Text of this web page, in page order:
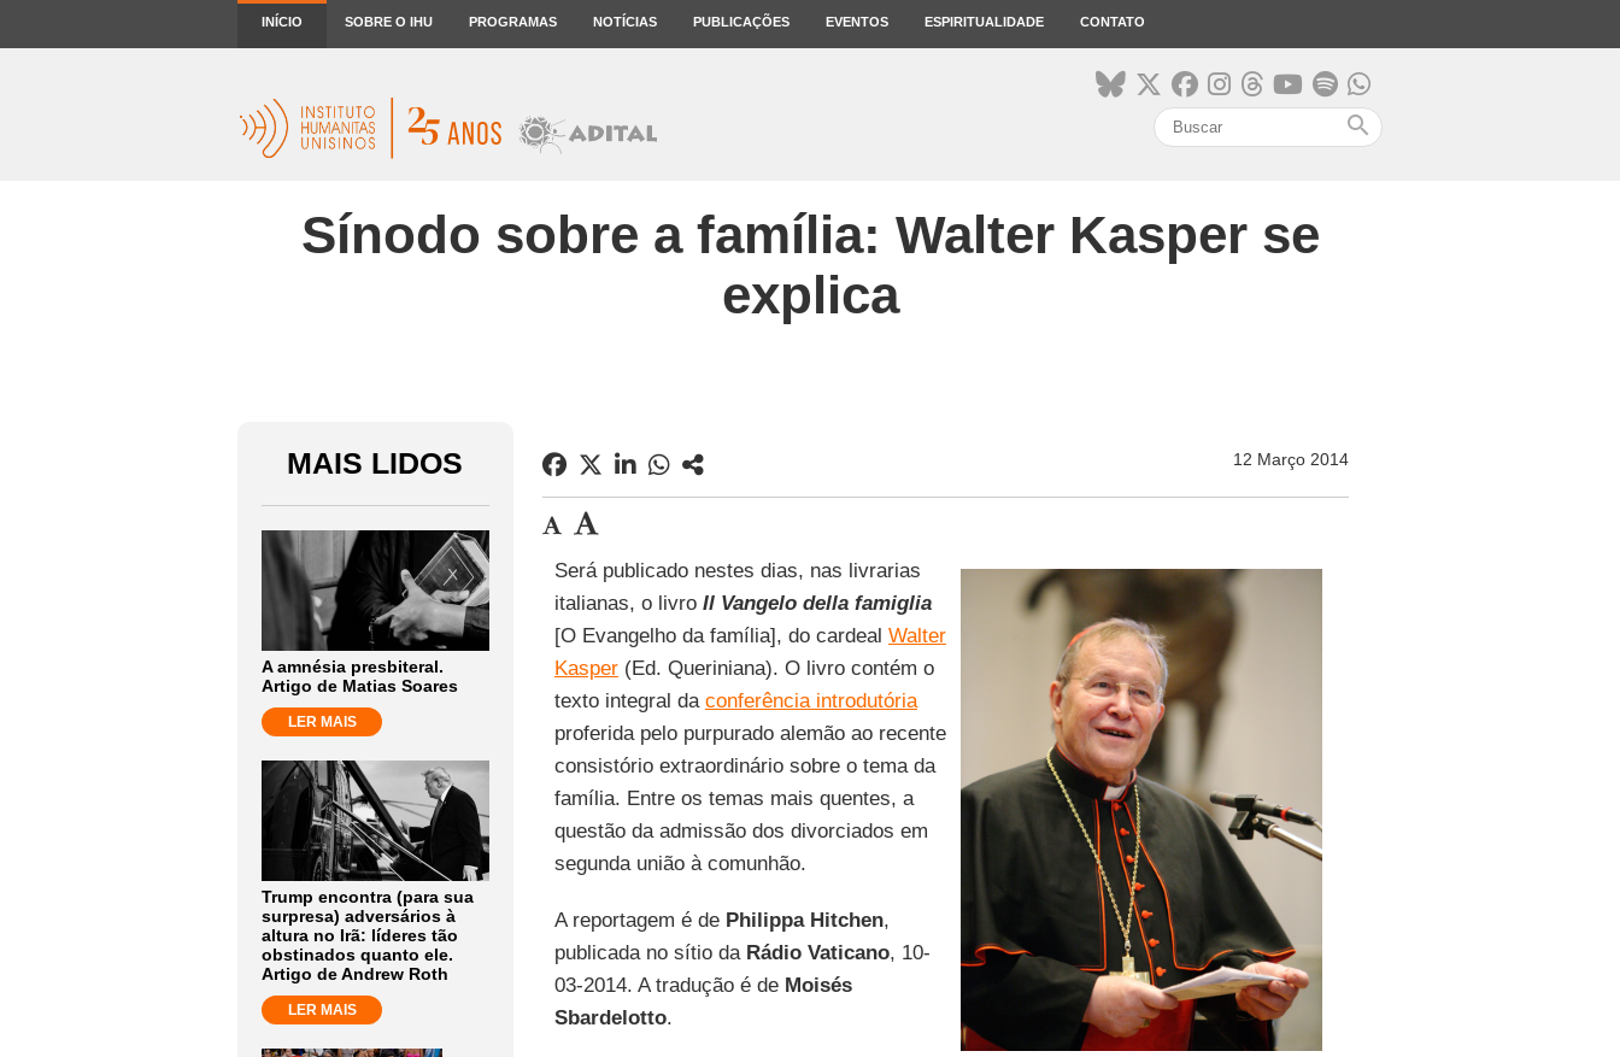
INÍCIO SOBRE O IHU PROGRAMAS NOTÍCIAS PUBLICAÇÕES EVENTOS ESPIRITUALIDADE CONTATO
search
Sínodo sobre a família: Walter Kasper se
explica
MAIS LIDOS
A amnésia presbiteral.
Artigo de Matias Soares
LER MAIS
Trump encontra (para sua
surpresa) adversários à
altura no Irã: líderes tão
obstinados quanto ele.
Artigo de Andrew Roth
LER MAIS
12 Março 2014
Será publicado nestes dias, nas livrarias
italianas, o livro Il Vangelo della famiglia
[O Evangelho da família], do cardeal Walter
Kasper(Ed. Queriniana). O livro contém o
texto integral da conferência introdutória
proferida pelo purpurado alemão ao recente
consistório extraordinário sobre o tema da
família. Entre os temas mais quentes, a
questão da admissão dos divorciados em
segunda união à comunhão.
A reportagem é de Philippa Hitchen,
publicada no sítio da Rádio Vaticano, 10-
03-2014. A tradução é de Moisés
Sbardelotto.